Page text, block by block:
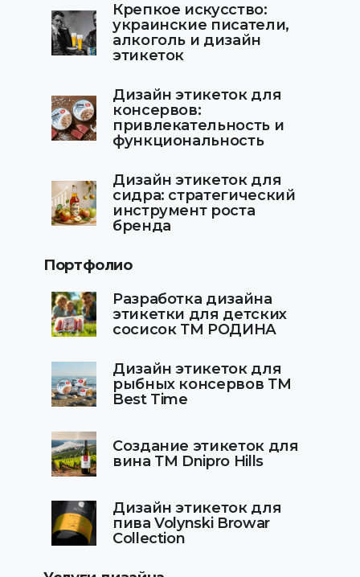
Крепкое искусство:
украинские писатели,
алкоголь и дизайн
этикеток
Дизайн этикеток для
консервов:
привлекательность и
функциональность
Дизайн этикеток для
сидра: стратегический
инструмент роста
бренда
Портфолио
Разработка дизайна
этикетки для детских
сосисок ТМ РОДИНА
Дизайн этикеток для
рыбных консервов ТМ
Best Time
Создание этикеток для
вина ТМ Dnipro Hills
Дизайн этикеток для
пива Volynski Browar
Collection